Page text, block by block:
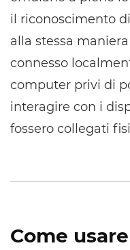
il riconoscimento
alla stessa
connesso
computer privi di
interagire con i
fossero collegati
Come